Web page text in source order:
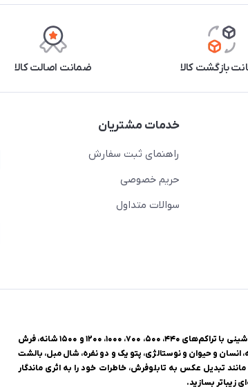
بازگشت کالا ضمانت اصالت کالا
خدمات مشتریان
راهنمای ثبت سفارش
حریم خصوصی
سوالات متداول
فروشگاه اینترنتی یزدانا، مرجع تخصصی خرید فرش و منسوجات خانگی، با ارائه گسترده‌ترین محصولات از فرش ماشینی با تراکم‌های ۴۴۰، ۵۰۰، ۷۰۰، ۱۰۰۰، ۱۲۰۰ و ۱۵۰۰ شانه، فرش
انسان و حیوان و نوستالژی، پتو یک و دو نفره، شال مبل، بالشت
تبدیل عکس به تابلوفرش، خاطرات خود را به اثری ماندگار
زیباتر بسازید.